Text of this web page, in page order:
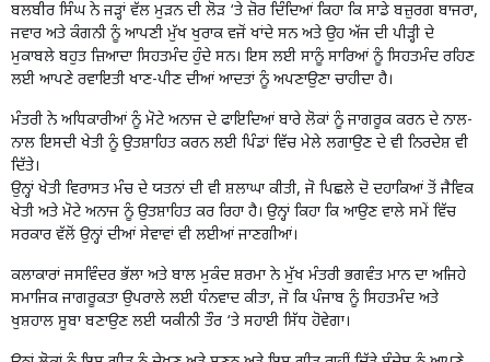
ਬਲਬੀਰ ਸਿੰਘ ਨੇ ਜੜ੍ਹਾਂ ਵੱਲ ਮੁੜਨ ਦੀ ਲੋੜ ‘ਤੇ ਜ਼ੋਰ ਦਿੰਦਿਆਂ ਕਿਹਾ ਕਿ ਸਾਡੇ ਬਜ਼ੁਰਗ ਬਾਜਰਾ,
ਜਵਾਰ ਅਤੇ ਕੰਗਨੀ ਨੂੰ ਆਪਣੀ ਮੁੱਖ ਖੁਰਾਕ ਵਜੋਂ ਖਾਂਦੇ ਸਨ ਅਤੇ ਉਹ ਅੱਜ ਦੀ ਪੀੜ੍ਹੀ ਦੇ
ਮੁਕਾਬਲੇ ਬਹੁਤ ਜ਼ਿਆਦਾ ਸਿਹਤਮੰਦ ਹੁੰਦੇ ਸਨ। ਇਸ ਲਈ ਸਾਨੂੰ ਸਾਰਿਆਂ ਨੂੰ ਸਿਹਤਮੰਦ ਰਹਿਣ
ਲਈ ਆਪਣੇ ਰਵਾਇਤੀ ਖਾਣ-ਪੀਣ ਦੀਆਂ ਆਦਤਾਂ ਨੂੰ ਅਪਣਾਉਣਾ ਚਾਹੀਦਾ ਹੈ।
ਮੰਤਰੀ ਨੇ ਅਧਿਕਾਰੀਆਂ ਨੂੰ ਮੋਟੇ ਅਨਾਜ ਦੇ ਫਾਇਦਿਆਂ ਬਾਰੇ ਲੋਕਾਂ ਨੂੰ ਜਾਗਰੂਕ ਕਰਨ ਦੇ ਨਾਲ-
ਨਾਲ ਇਸਦੀ ਖੇਤੀ ਨੂੰ ਉਤਸ਼ਾਹਿਤ ਕਰਨ ਲਈ ਪਿੰਡਾਂ ਵਿੱਚ ਮੇਲੇ ਲਗਾਉਣ ਦੇ ਵੀ ਨਿਰਦੇਸ਼ ਵੀ
ਦਿੱਤੇ।
ਉਨ੍ਹਾਂ ਖੇਤੀ ਵਿਰਾਸਤ ਮੰਚ ਦੇ ਯਤਨਾਂ ਦੀ ਵੀ ਸ਼ਲਾਘਾ ਕੀਤੀ, ਜੋ ਪਿਛਲੇ ਦੋ ਦਹਾਕਿਆਂ ਤੋਂ ਜੈਵਿਕ
ਖੇਤੀ ਅਤੇ ਮੋਟੇ ਅਨਾਜ ਨੂੰ ਉਤਸ਼ਾਹਿਤ ਕਰ ਰਿਹਾ ਹੈ। ਉਨ੍ਹਾਂ ਕਿਹਾ ਕਿ ਆਉਣ ਵਾਲੇ ਸਮੇਂ ਵਿੱਚ
ਸਰਕਾਰ ਵੱਲੋਂ ਉਨ੍ਹਾਂ ਦੀਆਂ ਸੇਵਾਵਾਂ ਵੀ ਲਈਆਂ ਜਾਣਗੀਆਂ।
ਕਲਾਕਾਰਾਂ ਜਸਵਿੰਦਰ ਭੱਲਾ ਅਤੇ ਬਾਲ ਮੁਕੰਦ ਸ਼ਰਮਾ ਨੇ ਮੁੱਖ ਮੰਤਰੀ ਭਗਵੰਤ ਮਾਨ ਦਾ ਅਜਿਹੇ
ਸਮਾਜਿਕ ਜਾਗਰੂਕਤਾ ਉਪਰਾਲੇ ਲਈ ਧੰਨਵਾਦ ਕੀਤਾ, ਜੋ ਕਿ ਪੰਜਾਬ ਨੂੰ ਸਿਹਤਮੰਦ ਅਤੇ
ਖੁਸ਼ਹਾਲ ਸੂਬਾ ਬਣਾਉਣ ਲਈ ਯਕੀਨੀ ਤੌਰ ‘ਤੇ ਸਹਾਈ ਸਿੱਧ ਹੋਵੇਗਾ।